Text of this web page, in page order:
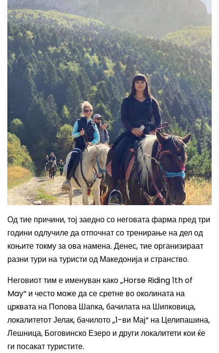
Од тие причини, тој заедно со неговата фарма пред три
години одлучиле да отпочнат со тренирање на дел од
коњите токму за ова намена. Денес, тие организираат
разни тури на туристи од Македонија и странство.
Неговиот тим е именуван како „Horse Riding 1th of
May“ и често може да се сретне во околината на
црквата на Попова Шапка, бачилата на Шипковица,
локалитетот Јелак, бачилото „1-ви Мај“ на Целипашина,
Лешница, Боговинско Езеро и други локалитети кои ќе
ги посакат туристите.